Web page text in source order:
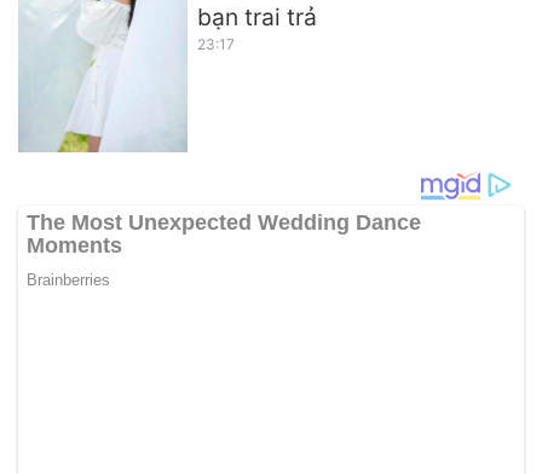
bạn trai trả
23:17